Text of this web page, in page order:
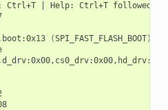
Ctrl+T Help: Ctrl+T followed
(SPI_FAST_FLASH_BOOT)